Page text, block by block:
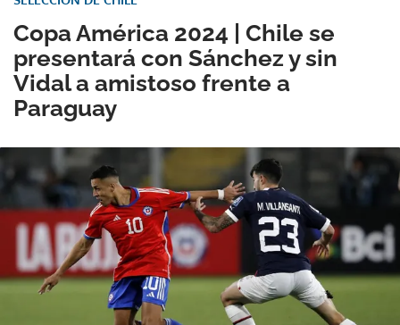
Copa América 2024 | Chile se
presentará con Sánchez y sin
Vidal a amistoso frente a
Paraguay